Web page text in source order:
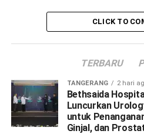
CLICK TO
TERBARU
TANGERANG 2 hari
Bethsaida
Luncurkan
untuk
Ginjal, dan